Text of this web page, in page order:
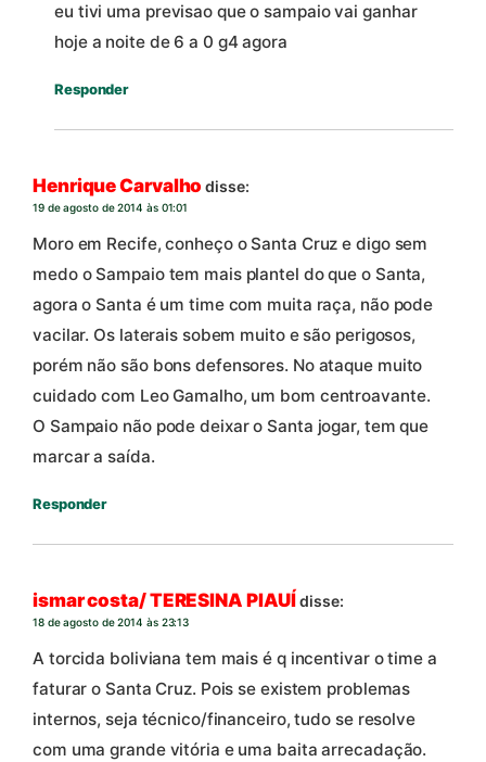
eu tivi uma previsao que o sampaio vai ganhar
hoje a noite de 6 a 0 g4 agora
Responder
Henrique Carvalho disse:
19 de agosto de 2014 às 01:01
Moro em Recife, conheço o Santa Cruz e digo sem
medo o Sampaio tem mais plantel do que o Santa,
agora o Santa é um time com muita raça, não pode
vacilar. Os laterais sobem muito e são perigosos,
porém não são bons defensores. No ataque muito
cuidado com Leo Gamalho, um bom centroavante.
O Sampaio não pode deixar o Santa jogar, tem que
marcar a saída.
Responder
ismar costa/ TERESINA PIAUÍdisse:
18 de agosto de 2014 às 23:13
A torcida boliviana tem mais é q incentivar o time a
faturar o Santa Cruz. Pois se existem problemas
internos, seja técnico/financeiro, tudo se resolve
com uma grande vitória e uma baita arrecadação.